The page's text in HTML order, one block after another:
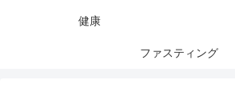
健康
ファスティング